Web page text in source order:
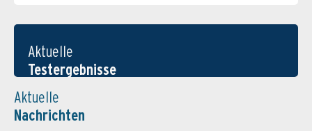
Aktuelle
Testergebnisse
Aktuelle
Nachrichten